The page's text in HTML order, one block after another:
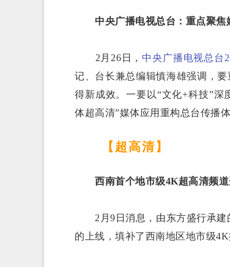
中央广播电视总台：重点聚焦
2月26日， 中央广播电视总台
记、台长兼总编辑慎海雄强调，
得新成效。一要以“文化+科技”
体超高清”媒体应用重构总台传播
【超高清】
西南首个地市级4K超高清频
2月9日消息，由东方盛行承建
的上线，填补了西南地区地市级4K